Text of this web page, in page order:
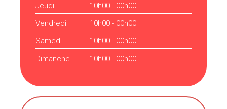
Jeudi
10h00 - 00h00
Vendredi
10h00 - 00h00
Samedi
10h00 - 00h00
Dimanche
10h00 - 00h00